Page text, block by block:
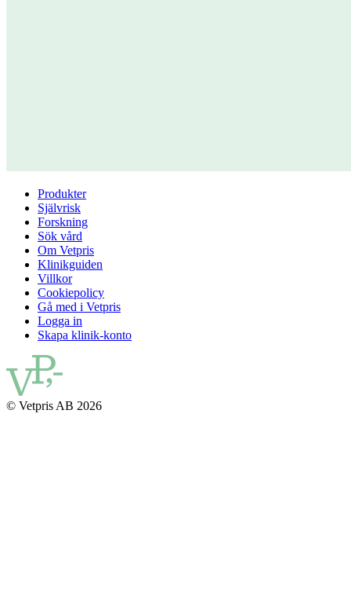
Produkter
Självrisk
Forskning
Sök vård
Om Vetpris
Klinikguiden
Villkor
Cookiepolicy
Gå med i Vetpris
Logga in
Skapa klinik-konto
© Vetpris AB 2026